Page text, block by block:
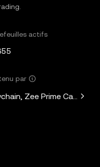
actifs
par
Zee Prime Capital,